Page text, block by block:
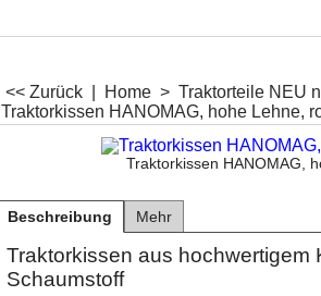
<< Zurück Home > Traktorteile NEU
Traktorkissen HANOMAG, hohe Lehne,
Traktorkissen HANOMAG,
Beschreibung Mehr
Traktorkissen aus hochwertigem
Schaumstoff